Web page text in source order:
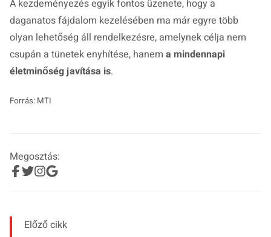
A kezdeményezés egyik fontos üzenete, hogy a
daganatos fájdalom kezelésében ma már egyre több
olyan lehetőség áll rendelkezésre, amelynek célja nem
csupán a tünetek enyhítése, hanem a mindennapi
életminőség javítása is.
Forrás: MTI
Megosztás:
Előző cikk